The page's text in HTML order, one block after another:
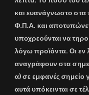
και ευανάγνωστο
Φ.Π.Α. και
υποχρεούνται να
λόγω προϊόντα. Οι εν
αναγράφουν στα
α) σε εμφανές σημείο
αυτά υπόκεινται σε